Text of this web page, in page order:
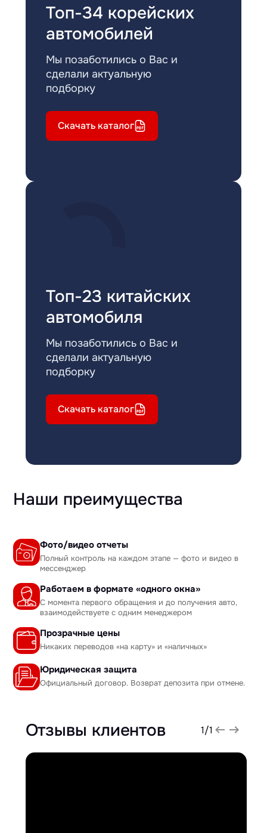
Топ-34 корейских
автомобилей
Мы позаботились о Вас и
сделали актуальную
подборку
Скачать каталог
Топ-23 китайских
автомобиля
Мы позаботились о Вас и
сделали актуальную
подборку
Скачать каталог
Наши преимущества
Фото/видео отчеты
Полный контроль на каждом этапе — фото и видео в
мессенджер
Работаем в формате «одного окна»
С момента первого обращения и до получения авто,
взаимодействуете с одним менеджером
Прозрачные цены
Никаких переводов «на карту» и «наличных»
Юридическая защита
Официальный договор. Возврат депозита при отмене.
Отзывы клиентов 1/1